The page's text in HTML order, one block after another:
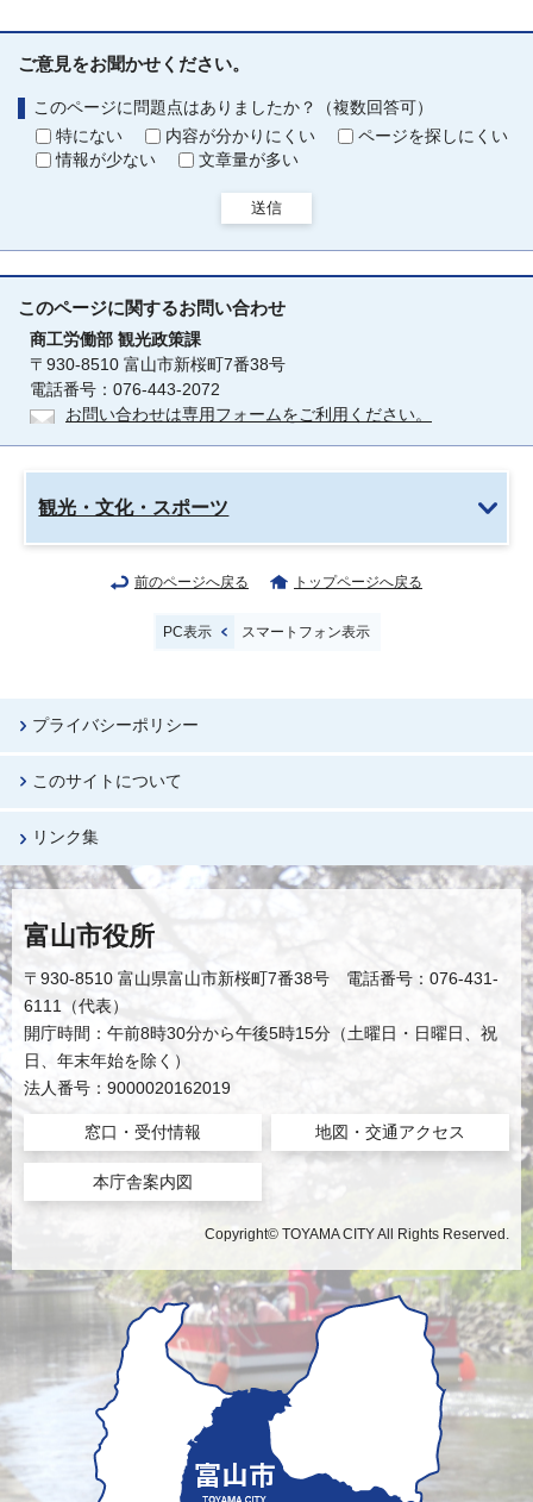
ご意見をお聞かせください。
このページに問題点はありましたか？（複数回答可）
特にない
内容が分かりにくい
ページを探しにくい
情報が少ない
文章量が多い
送信
このページに関するお問い合わせ
商工労働部 観光政策課
〒930-8510 富山市新桜町7番38号
電話番号：076-443-2072
お問い合わせは専用フォームをご利用ください。
観光・文化・スポーツ
前のページへ戻る トップページへ戻る
PC表示 スマートフォン表示
プライバシーポリシー
このサイトについて
リンク集
富山市役所
〒930-8510 富山県富山市新桜町7番38号 電話番号：076-431-
6111（代表）
開庁時間：午前8時30分から午後5時15分（土曜日・日曜日、祝
日、年末年始を除く）
法人番号：9000020162019
窓口・受付情報 地図・交通アクセス
本庁舎案内図
Copyright© TOYAMA CITY All Rights Reserved.